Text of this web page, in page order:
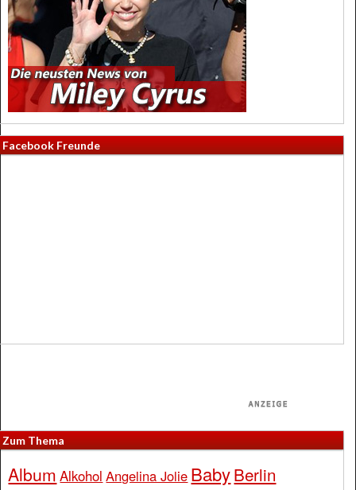
Facebook Freunde
Zum Thema
Album Alkohol Angelina Jolie BabyBerlin